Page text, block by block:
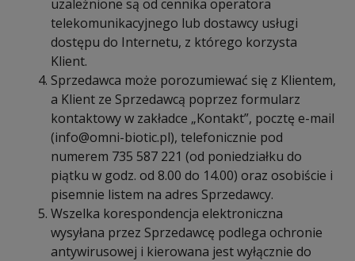
uzależnione są od cennika operatora
telekomunikacyjnego lub dostawcy usługi
dostępu do Internetu, z którego korzysta
Klient.
Sprzedawca może porozumiewać się z Klientem,
a Klient ze Sprzedawcą poprzez formularz
kontaktowy w zakładce „Kontakt”, pocztę e-mail
(info@omni-biotic.pl), telefonicznie pod
numerem 735 587 221 (od poniedziałku do
piątku w godz. od 8.00 do 14.00) oraz osobiście i
pisemnie listem na adres Sprzedawcy.
Wszelka korespondencja elektroniczna
wysyłana przez Sprzedawcę podlega ochronie
antywirusowej i kierowana jest wyłącznie do